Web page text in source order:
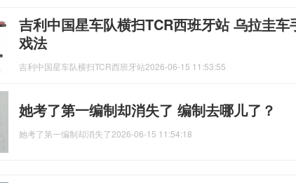
吉利中国星车队横扫TCR西班牙站 乌拉圭车
戏法
吉利中国星车队横扫TCR西班牙站2026-06-15 11:53:55
她考了第一编制却消失了 编制去哪儿了？
她考了第一编制却消失了2026-06-15 11:54:18